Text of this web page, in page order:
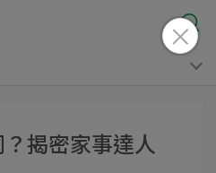
揭密家事達人